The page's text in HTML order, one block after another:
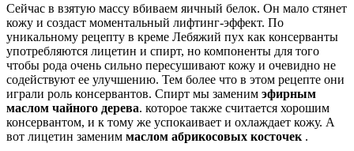
Сейчас в взятую массу вбиваем яичный белок. Он мало стянет
кожу и создаст моментальный лифтинг-эффект. По
уникальному рецепту в креме Лебяжий пух как консерванты
употребляются лицетин и спирт, но компоненты для того
чтобы рода очень сильно пересушивают кожу и очевидно не
содействуют ее улучшению. Тем более что в этом рецепте они
играли роль консервантов. Спирт мы заменим эфирным
маслом чайного дерева. которое также считается хорошим
консервантом, и к тому же успокаивает и охлаждает кожу. А
вот лицетин заменим маслом абрикосовых косточек .